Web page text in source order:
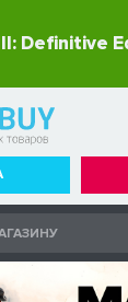
Definitive